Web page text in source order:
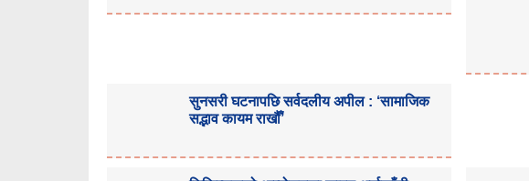
सुनसरी घटनापछि सर्वदलीय अपील : ‘सामाजिक
सद्भाव कायम राखौँ’